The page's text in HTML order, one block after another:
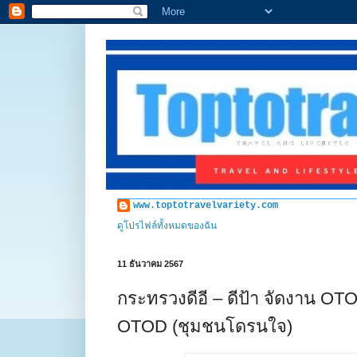
www.toptotravelvariety.com
ดูโปรไฟล์ทั้งหมดของฉัน
11 ธันวาคม 2567
กระทรวงดีอี – ดีป้า จัดงาน
OTOD (ชุมชนโดรนใจ)